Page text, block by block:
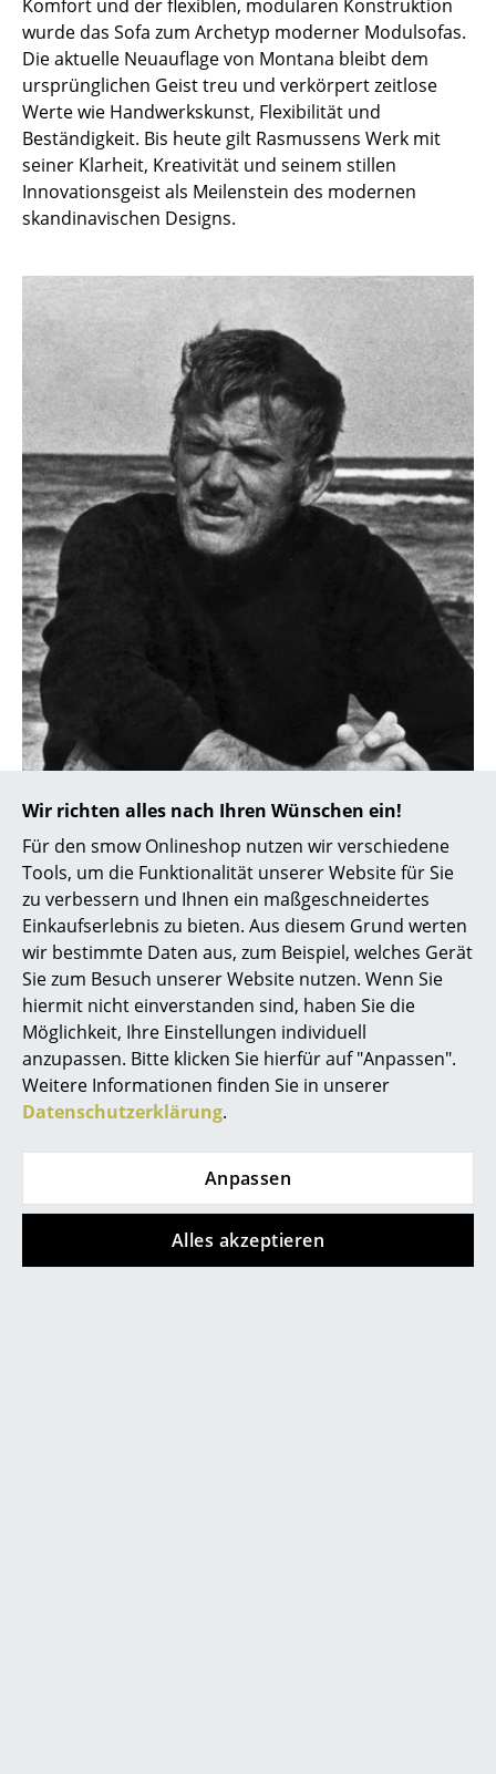
Wir richten alles nach Ihren Wünschen ein!
Für den smow Onlineshop nutzen wir verschiedene
Tools, um die Funktionalität unserer Website für Sie
zu verbessern und Ihnen ein maßgeschneidertes
Einkaufserlebnis zu bieten. Aus diesem Grund werten
wir bestimmte Daten aus, zum Beispiel, welches Gerät
Sie zum Besuch unserer Website nutzen. Wenn Sie
hiermit nicht einverstanden sind, haben Sie die
Möglichkeit, Ihre Einstellungen individuell
anzupassen. Bitte klicken Sie hierfür auf "Anpassen".
Weitere Informationen finden Sie in unserer
Datenschutzerklärung.
Anpassen
Alles akzeptieren
Wandregale
Sideboards & Kommoden
TV Möbel
Beistell- & Rollcontainer
Barmöbel
... alle Aufbewahrungsmöbel
Licht
Hängeleuchten & Deckenleuchten
Tischleuchten
Schreibtischleuchten
Stehleuchten & Leseleuchten
Bodenleuchten
Outdoor-Leuchten
Akkuleuchten
... alle Leuchten
Betten
Doppelbetten
Einzelbetten
Stapelbetten
Kinderbetten
Nachttische & Bettzubehör
Accessoires
Uhren
Komfort und der flexiblen, modularen Konstruktion
wurde das Sofa zum Archetyp moderner Modulsofas.
Die aktuelle Neuauflage von Montana bleibt dem
ursprünglichen Geist treu und verkörpert zeitlose
Werte wie Handwerkskunst, Flexibilität und
Beständigkeit. Bis heute gilt Rasmussens Werk mit
seiner Klarheit, Kreativität und seinem stillen
Innovationsgeist als Meilenstein des modernen
skandinavischen Designs.
Designer Erik Rasmussen
0800 15 60 00